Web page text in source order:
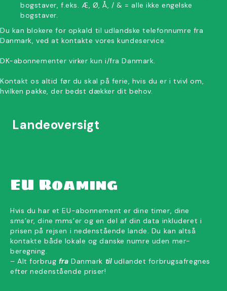
bogstaver, f.eks. Æ, Ø, Å, / & = alle ikke engelske
bogstaver.
Du kan blokere for opkald til udlandske telefonnumre fra
Danmark, ved at kontakte vores kundeservice.
DK-abonnementer virker kun i/fra Danmark.
Kontakt os altid før du skal på ferie, hvis du er i tvivl om,
hvilken pakke, der bedst dækker dit behov.
EU Roaming
Hvis du har et EU-abonnement er dine timer, dine
sms’er, dine mms’er og en del af din data inkluderet i
prisen på rejsen i nedenstående lande. Du kan altså
kontakte både lokale og danske numre uden mer-
beregning.
– Alt forbrug fra Danmark tiludlandet forbrugsafregnes
efter nedenstående priser!
Landeoversigt